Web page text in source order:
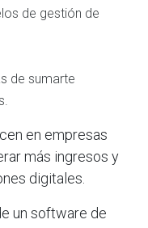
de gestión de
de sumarte
en empresas
más ingresos y
digitales.
un software de